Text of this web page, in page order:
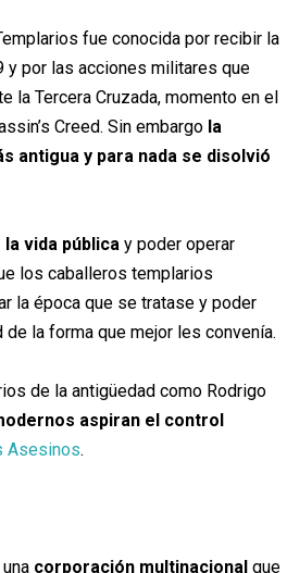
fue conocida por recibir la
y por las acciones militares que
la Tercera Cruzada, momento en el
Creed. Sin embargo la
antigua y para nada se disolvió
vida pública y poder operar
los caballeros templarios
la época que se tratase y poder
la forma que mejor les convenía.
de la antigüedad como Rodrigo
aspiran el control
Asesinos.
corporación multinacional que